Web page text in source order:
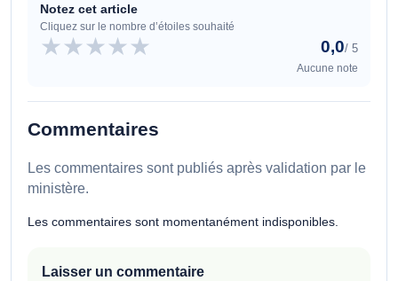
Notez cet article
Cliquez sur le nombre d’étoiles souhaité
★★★★★ 0,0/ 5
Aucune note
Commentaires
Les commentaires sont publiés après validation par le
ministère.
Les commentaires sont momentanément indisponibles.
Laisser un commentaire